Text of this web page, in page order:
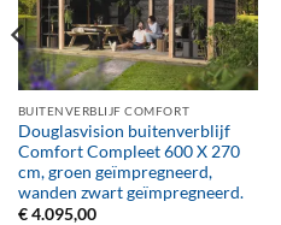
BUITENVERBLIJF COMFORT
Douglasvision buitenverblijf
Comfort Compleet 600 X 270
cm, groen geïmpregneerd,
wanden zwart geïmpregneerd.
€4.095,00